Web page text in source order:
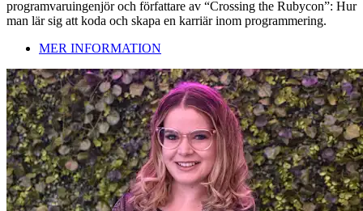
programvaruingenjör och författare av “Crossing the Rubycon”: Hur
man lär sig att koda och skapa en karriär inom programmering.
MER INFORMATION